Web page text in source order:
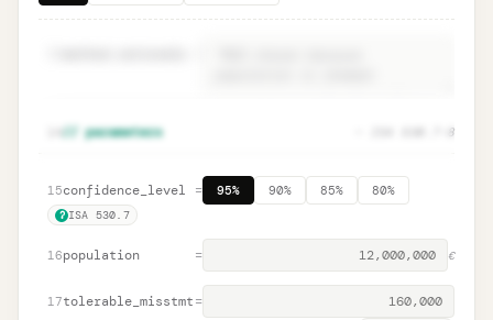
🔒Method rationale · ISA 530.A4
documentation
// parameters — ISA 530.7–8
15confidence_level = 95% 90% 85% 80%
? ISA 530.7
16population = €
17tolerable_misstmt=